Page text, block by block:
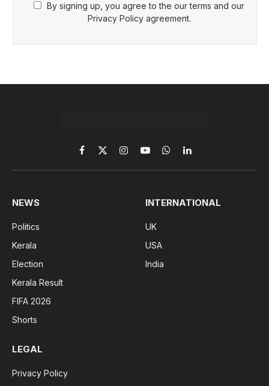
By signing up, you agree to the our terms and our
Privacy Policy agreement.
Facebook
X
(Twitter)
InstagramYouTubeWhatsAppLinkedIn
NEWS
Politics
Kerala
Election
Kerala Result
FIFA 2026
Shorts
INTERNATIONAL
UK
USA
India
LEGAL
Privacy Policy